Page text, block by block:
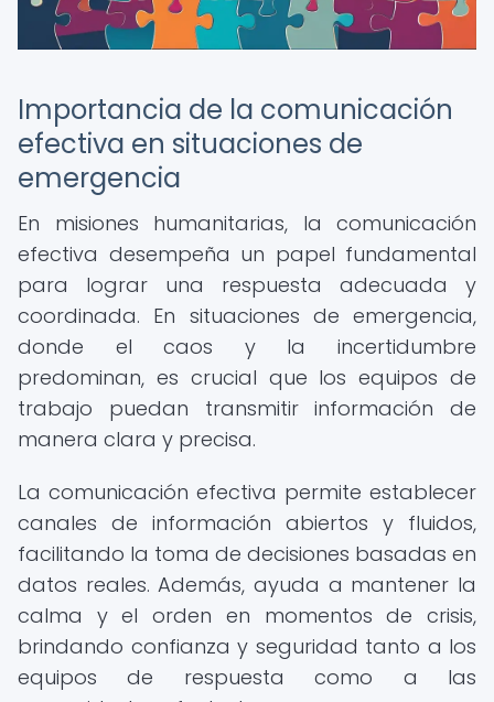
Importancia de la comunicación
efectiva en situaciones de
emergencia
En misiones humanitarias, la comunicación
efectiva desempeña un papel fundamental
para lograr una respuesta adecuada y
coordinada. En situaciones de emergencia,
donde el caos y la incertidumbre
predominan, es crucial que los equipos de
trabajo puedan transmitir información de
manera clara y precisa.
La comunicación efectiva permite establecer
canales de información abiertos y fluidos,
facilitando la toma de decisiones basadas en
datos reales. Además, ayuda a mantener la
calma y el orden en momentos de crisis,
brindando confianza y seguridad tanto a los
equipos de respuesta como a las